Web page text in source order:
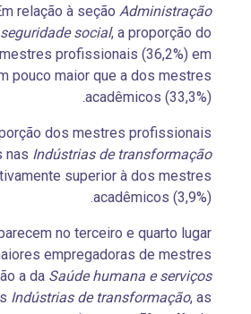
relação à seção Administração
social, a proporção do
profissionais (36,2%) em
pouco maior que a dos mestres
acadêmicos (33,3%).
dos mestres profissionais
nas Indústrias de transformação
superior à dos mestres
acadêmicos (3,9%).
no terceiro e quarto lugar
empregadoras de mestres
a da Saúde humana e serviços
Indústrias de transformação, as